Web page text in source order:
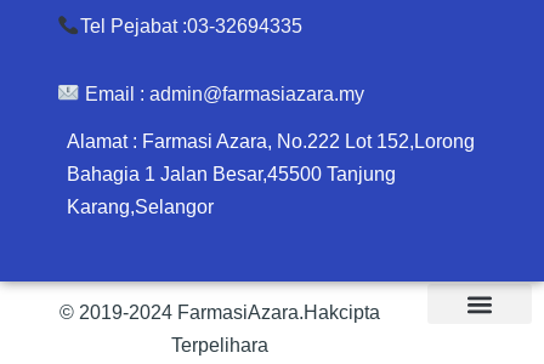
Tel Pejabat :03-32694335
Email : admin@farmasiazara.my
Alamat : Farmasi Azara, No.222 Lot 152,Lorong
Bahagia 1 Jalan Besar,45500 Tanjung
Karang,Selangor
© 2019-2024 FarmasiAzara.Hakcipta
Terpelihara